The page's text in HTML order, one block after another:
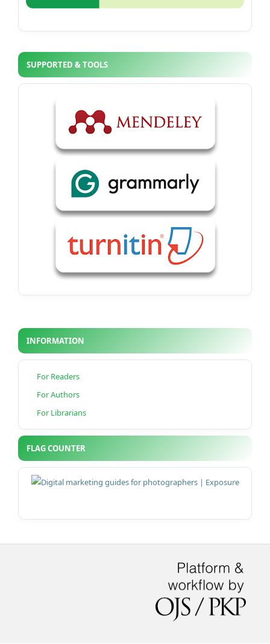
SUPPORTED & TOOLS
INFORMATION
For Readers
For Authors
For Librarians
FLAG COUNTER